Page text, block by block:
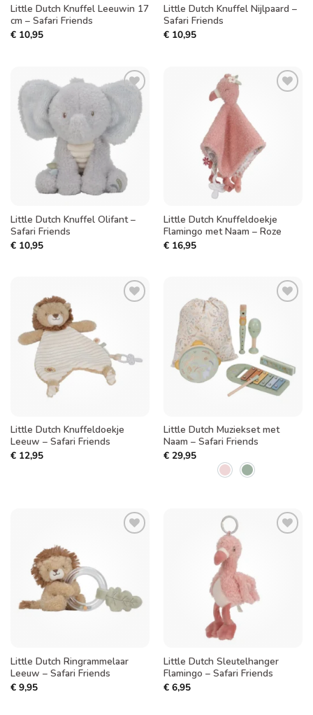
Little Dutch Knuffel Leeuwin 17
cm – Safari Friends
€10,95
Little Dutch Knuffel Nijlpaard –
Safari Friends
€10,95
Toevoegen
verlanglijst
Little Dutch Knuffel Olifant –
Safari Friends
€10,95
Little Dutch Knuffeldoekje
Flamingo met Naam – Roze
€16,95
Little Dutch Knuffeldoekje
Leeuw – Safari Friends
€12,95
verlanglijst
Little Dutch Muziekset met
Naam – Safari Friends
€29,95
Little Dutch Ringrammelaar
Leeuw – Safari Friends
€9,95
Little Dutch Sleutelhanger
Flamingo – Safari Friends
€6,95